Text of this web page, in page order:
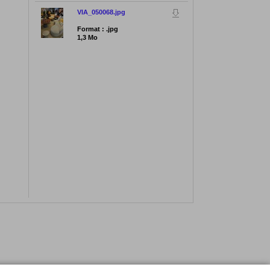
VIA_050068.jpg
Format : .jpg
1,3 Mo